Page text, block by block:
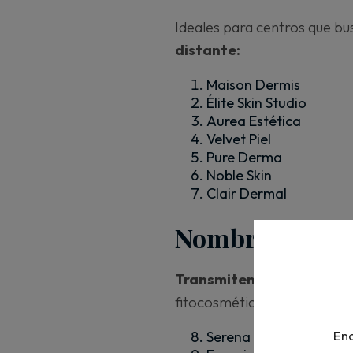
Ideales para centros que
distante:
Maison Dermis
Élite Skin Studio
Aurea Estética
Velvet Piel
Pure Derma
Noble Skin
Clair Dermal
Nombres
Transmiten equilibrio,
fitocosmética, principios
Serena Estética